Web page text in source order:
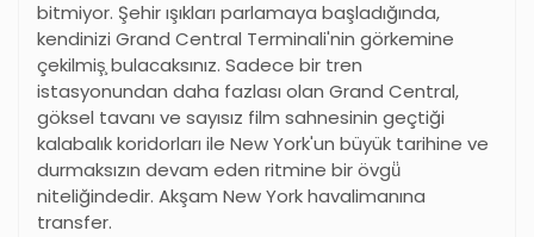
bitmiyor. Şehir ışıkları parlamaya başladığında,
kendinizi Grand Central Terminali'nin görkemine
çekilmiş̧ bulacaksınız. Sadece bir tren
istasyonundan daha fazlası olan Grand Central,
göksel tavanı ve sayısız film sahnesinin geçtiği
kalabalık koridorları ile New York'un büyük tarihine ve
durmaksızın devam eden ritmine bir övgü̈
niteliğindedir. Akşam New York havalimanına
transfer.